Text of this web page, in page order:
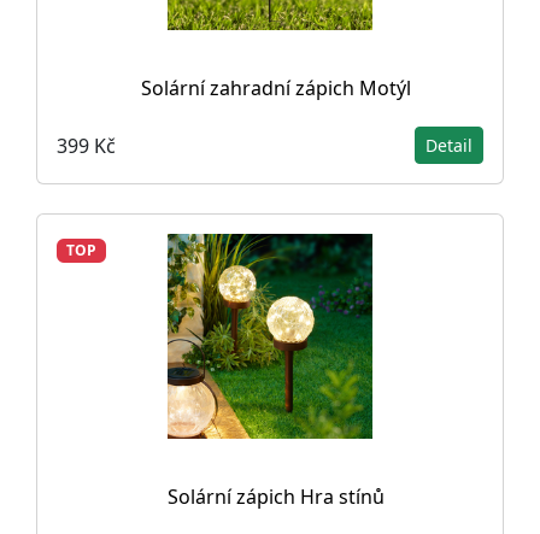
Solární zahradní zápich Motýl
399 Kč Detail
TOP
Solární zápich Hra stínů